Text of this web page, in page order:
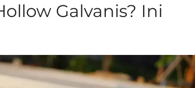
Galvanis? Ini